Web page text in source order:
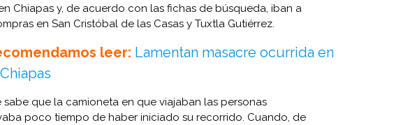
Chiapas y, de acuerdo con las fichas de búsqueda, iban a
en San Cristóbal de las Casas y Tuxtla Gutiérrez.
leer: Lamentan masacre ocurrida en
sabe que la camioneta en que viajaban las personas
poco tiempo de haber iniciado su recorrido. Cuando, de